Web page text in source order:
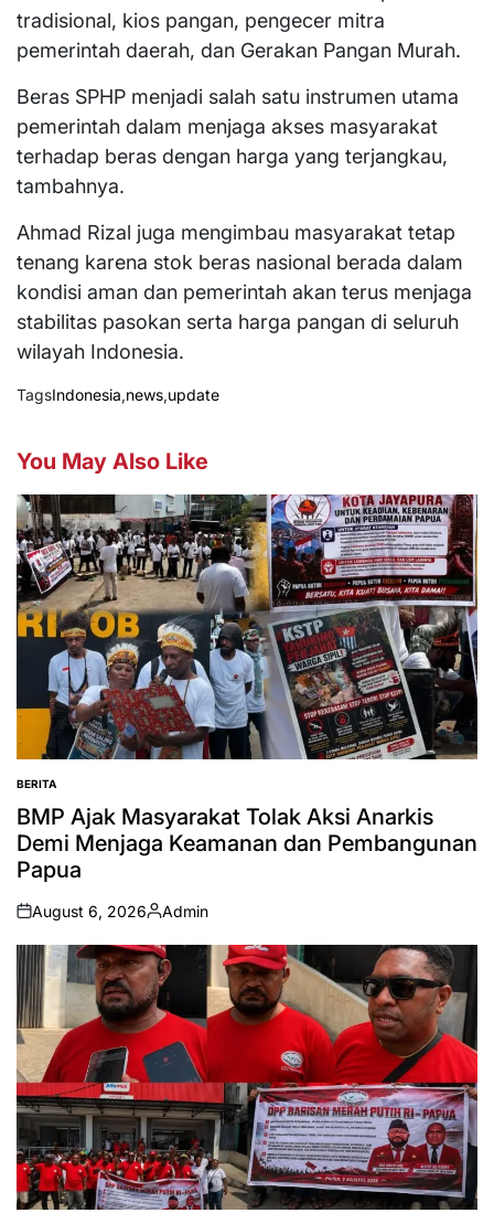
tradisional, kios pangan, pengecer mitra
pemerintah daerah, dan Gerakan Pangan Murah.
Beras SPHP menjadi salah satu instrumen utama
pemerintah dalam menjaga akses masyarakat
terhadap beras dengan harga yang terjangkau,
tambahnya.
Ahmad Rizal juga mengimbau masyarakat tetap
tenang karena stok beras nasional berada dalam
kondisi aman dan pemerintah akan terus menjaga
stabilitas pasokan serta harga pangan di seluruh
wilayah Indonesia.
TagsIndonesia,news,update
You May Also Like
POSTED
IN
BERITA
BMP Ajak Masyarakat Tolak Aksi Anarkis
Demi Menjaga Keamanan dan Pembangunan
Papua
on
August 6, 2026
Posted
by
Admin